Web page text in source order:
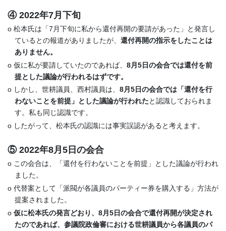
④ 2022年7月下旬
o 松本氏は「7月下旬に私から還付再開の要請があった」と発言し
ているとの報道がありましたが、 還付再開の指示をしたことは
ありません。
o 仮に私が要請していたのであれば、 8月5日の会合では還付を前
提とした議論が行われるはずです。
o しかし、世耕議員、西村議員は、 8月5日の会合では「還付を行
わないことを前提」とした議論が行われたと認識しておられま
す。私も同じ認識です。
o したがって、松本氏の認識には事実誤認があると考えます。
⑤ 2022年8月5日の会合
o この会合は、「還付を行わないことを前提」とした議論が行われ
ました。
o 代替案として「派閥が各議員のパーティー券を購入する」方法が
提案されました。
o 仮に松本氏の発言どおり、8月5日の会合で還付再開が決定され
たのであれば、参議院政倫審における世耕議員から各議員のパ